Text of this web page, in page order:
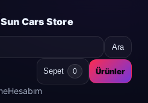
Sun Cars Store
Hesabım
Ara
Sepet 0 Ürünler